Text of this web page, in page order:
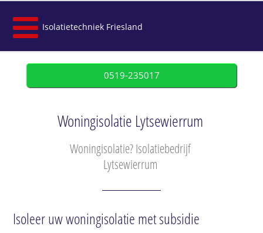
Isolatietechniek Friesland
0519-235017
Woningisolatie Lytsewierrum
Woningisolatie? Isolatiebedrijf
Lytsewierrum
Isoleer uw woningisolatie met subsidie